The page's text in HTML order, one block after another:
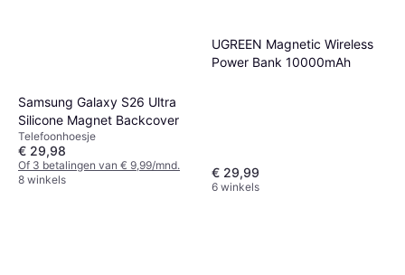
Samsung Galaxy S26 Ultra
Silicone Magnet Backcover
Telefoonhoesje
€ 29,98
Of 3 betalingen van € 9,99/mnd.
8 winkels
UGREEN Magnetic Wireless
Power Bank 10000mAh
€ 29,99
6 winkels